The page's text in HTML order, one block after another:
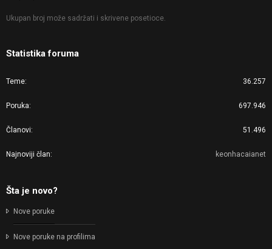
Ukupan broj može sadržati i skrivene posetioce.
Statistika foruma
Teme 36.257
Poruka 697.946
Članovi 51.496
Najnoviji član keonhacaianet
Šta je novo?
Nove poruke
Nove poruke na profilima